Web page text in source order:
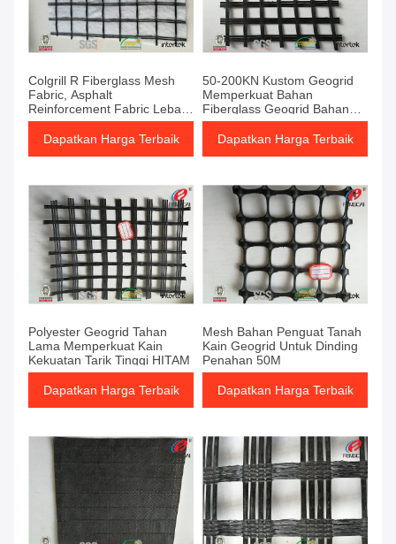
Colgrill R Fiberglass Mesh
Fabric, Asphalt
Reinforcement Fabric Lebar
1-6M
Dapatkan Harga Terbaik
50-200KN Kustom Geogrid
Memperkuat Bahan
Fiberglass Geogrid Bahan
Perekat Diri
Dapatkan Harga Terbaik
Polyester Geogrid Tahan
Lama Memperkuat Kain
Kekuatan Tarik Tinggi HITAM
Dapatkan Harga Terbaik
Mesh Bahan Penguat Tanah
Kain Geogrid Untuk Dinding
Penahan 50M
Dapatkan Harga Terbaik